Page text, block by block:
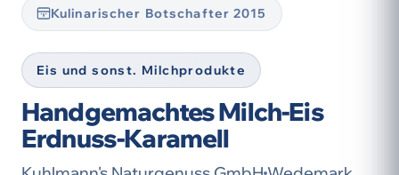
Kulinarischer Botschafter 2015
Eis und sonst. Milchprodukte
Handgemachtes Milch-Eis
Erdnuss-Karamell